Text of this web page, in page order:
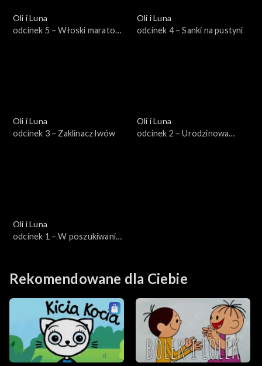
Oli i Luna
odcinek 5 – Włoski maraton
Oli i Luna
odcinek 4 – Sanki na pustyni
Oli i Luna
odcinek 3 – Zaklinacz lwów
Oli i Luna
odcinek 2 – Urodzinowa
Oli i Luna
odcinek 1 – W poszukiwaniu
Rekomendowane dla Ciebie